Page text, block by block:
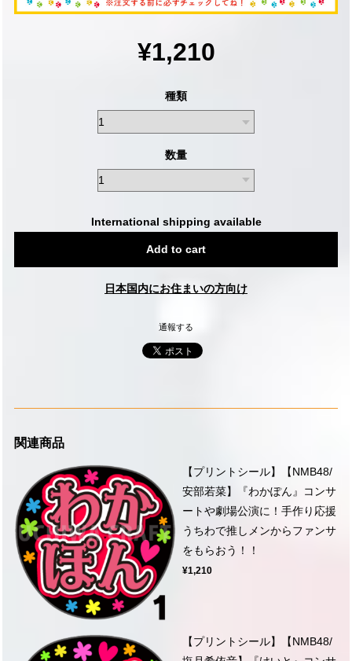
¥1,210
種類
数量
International shipping available
Add to cart
日本国内にお住まいの方向け
通報する
関連商品
【プリントシール】【NMB48/
安部若菜】『わかぽん』コンサ
ートや劇場公演に！手作り応援
うちわで推しメンからファンサ
をもらおう！！
¥1,210
【プリントシール】【NMB48/